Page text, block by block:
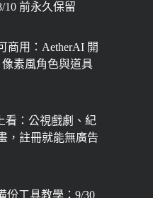
10 前永久保留
商用：AetherAI 開
素風角色與道具
看：公視戲劇、紀
，註冊就能無廣告
份工具教學：9/30